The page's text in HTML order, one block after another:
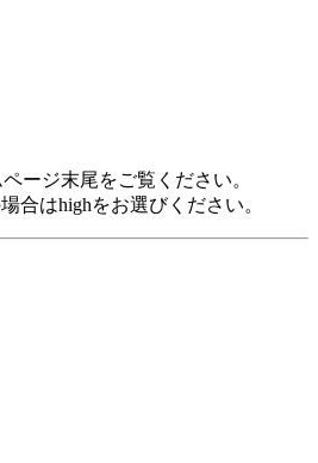
ージ末尾をご覧ください。
合はhighをお選びください。